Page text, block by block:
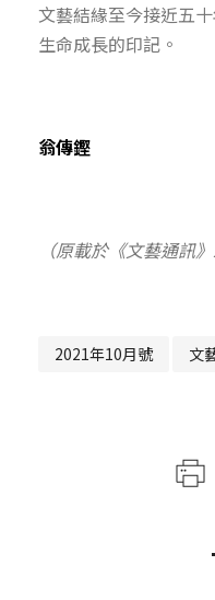
文藝結緣至今接近五
生命成長的印記。
翁傳鏗
（原載於《文藝通訊
2021年10月號 文